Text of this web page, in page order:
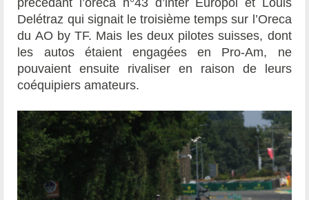
précédant l’oreca n°43 d’inter Europol et Louis
Delétraz qui signait le troisième temps sur l’Oreca
du AO by TF. Mais les deux pilotes suisses, dont
les autos étaient engagées en Pro-Am, ne
pouvaient ensuite rivaliser en raison de leurs
coéquipiers amateurs.